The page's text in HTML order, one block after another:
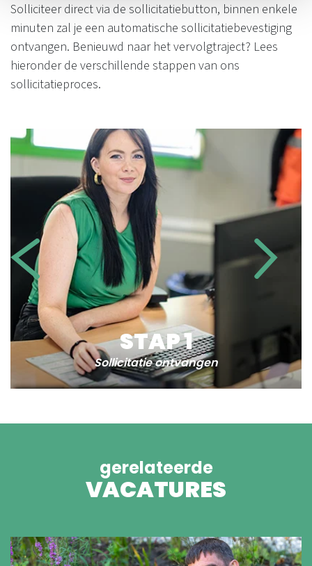
Solliciteer direct via de sollicitatiebutton, binnen enkele
minuten zal je een automatische sollicitatiebevestiging
ontvangen. Benieuwd naar het vervolgtraject? Lees
hieronder de verschillende stappen van ons
sollicitatieproces.
STAP 1
Sollicitatie ontvangen
gerelateerde
VACATURES